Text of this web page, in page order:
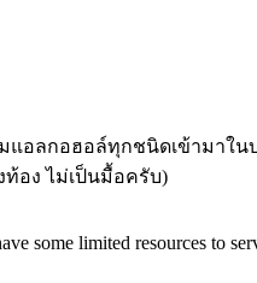
แอลกอฮอล์ทุกชนิดเข้ามาใน
อง ไม่เป็นมื้อครับ)
some limited resources to